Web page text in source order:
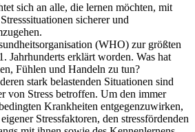
sich an alle, die lernen möchten, mit
sicherer und
(WHO) zur größten
Jahrhunderts erklärt worden. Was hat
Fühlen und Handeln zu tun?
stark belastenden Situationen sind
von Stress betroffen. Um den immer
Krankheiten entgegenzuwirken,
Stressfaktoren, den stressfördenden